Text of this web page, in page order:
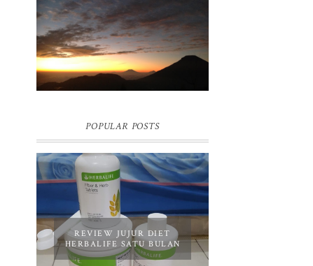
BUKIT SIKUNIR DIENG | GOLDEN
SUNRISE TERBAIK DI ASIA
POPULAR POSTS
REVIEW JUJUR DIET
HERBALIFE SATU BULAN